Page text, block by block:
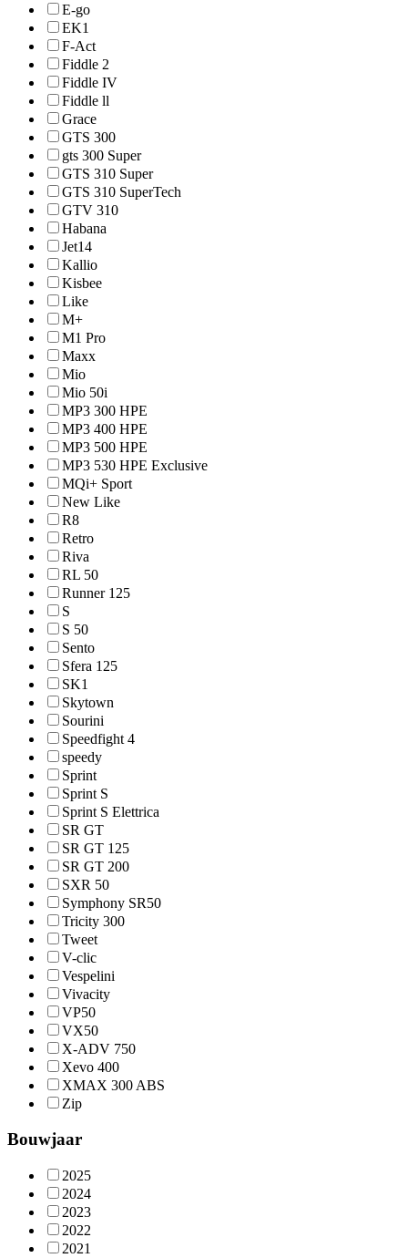
E-go
EK1
F-Act
Fiddle 2
Fiddle IV
Fiddle ll
Grace
GTS 300
gts 300 Super
GTS 310 Super
GTS 310 SuperTech
GTV 310
Habana
Jet14
Kallio
Kisbee
Like
M+
M1 Pro
Maxx
Mio
Mio 50i
MP3 300 HPE
MP3 400 HPE
MP3 500 HPE
MP3 530 HPE Exclusive
MQi+ Sport
New Like
R8
Retro
Riva
RL 50
Runner 125
S
S 50
Sento
Sfera 125
SK1
Skytown
Sourini
Speedfight 4
speedy
Sprint
Sprint S
Sprint S Elettrica
SR GT
SR GT 125
SR GT 200
SXR 50
Symphony SR50
Tricity 300
Tweet
V-clic
Vespelini
Vivacity
VP50
VX50
X-ADV 750
Xevo 400
XMAX 300 ABS
Zip
Bouwjaar
2025
2024
2023
2022
2021